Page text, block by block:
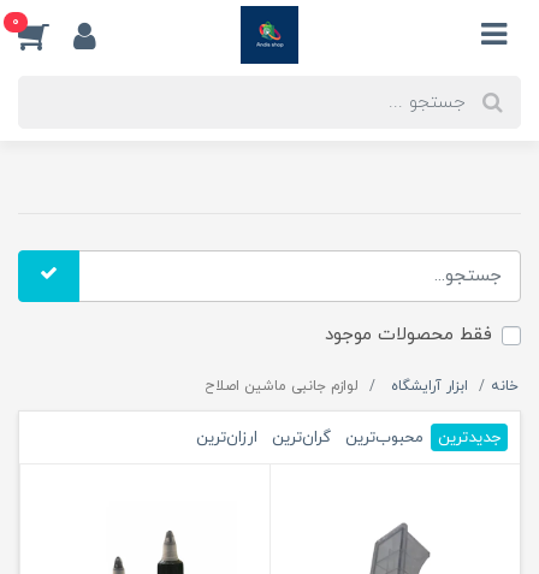
0
فقط محصولات موجود
خانه ابزار آرایشگاه لوازم جانبی ماشین اصلاح
جدیدترین محبوب‌ترین گران‌ترین ارزان‌ترین